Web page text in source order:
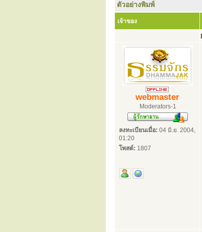
ตัวอย่างพิมพ์
เจ้าของ
webmaster
Moderators-1
ลงทะเบียนเมื่อ: 04 มิ.ย. 2004,
01:20
โพสต์: 1807